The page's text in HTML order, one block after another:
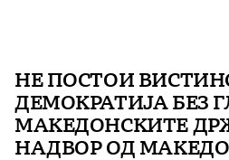
НЕ ПОСТОИ
ДЕМОКРАТИЈА БЕЗ
МАКЕДОНСКИТЕ
НАДВОР ОД